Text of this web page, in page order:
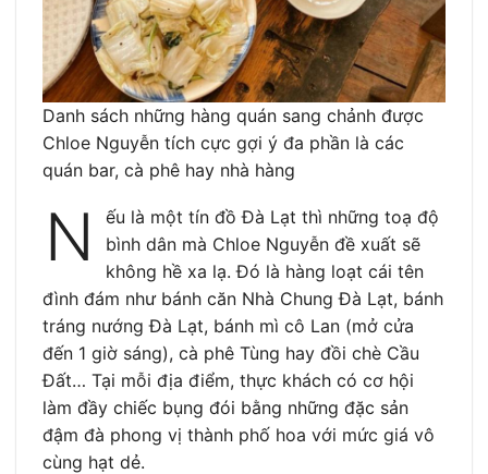
Danh sách những hàng quán sang chảnh được
Chloe Nguyễn tích cực gợi ý đa phần là các
quán bar, cà phê hay nhà hàng
N
ếu là một tín đồ Đà Lạt thì những toạ độ
bình dân mà Chloe Nguyễn đề xuất sẽ
không hề xa lạ. Đó là hàng loạt cái tên
đình đám như bánh căn Nhà Chung Đà Lạt, bánh
tráng nướng Đà Lạt, bánh mì cô Lan (mở cửa
đến 1 giờ sáng), cà phê Tùng hay đồi chè Cầu
Đất… Tại mỗi địa điểm, thực khách có cơ hội
làm đầy chiếc bụng đói bằng những đặc sản
đậm đà phong vị thành phố hoa với mức giá vô
cùng hạt dẻ.